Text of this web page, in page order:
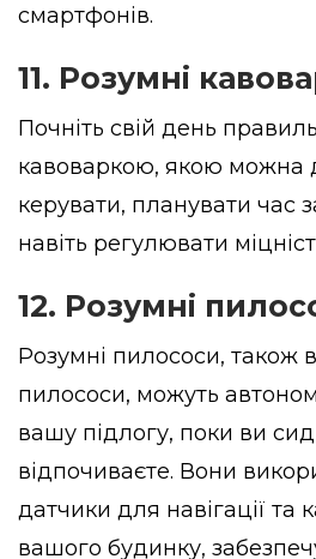
смартфонів.
11. Розумні
Почніть свій день
кавоваркою, якою можна
керувати, планувати час
навіть регулювати
12. Розумні
Розумні пилососи, також
пилососи, можуть
вашу підлогу, поки ви
відпочиваєте. Вони
датчики для навігації та
вашого будинку,